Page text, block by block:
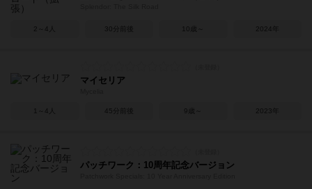
2～4人 30分前後 10歳～ 2024年
マイセリア
1～4人 45分前後 9歳～ 2023年
パッチワーク：10周年記念バージョン